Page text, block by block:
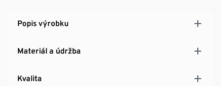
Popis výrobku
Materiál a údržba
Kvalita